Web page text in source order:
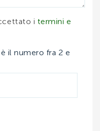
i termini e
il numero fra 2 e